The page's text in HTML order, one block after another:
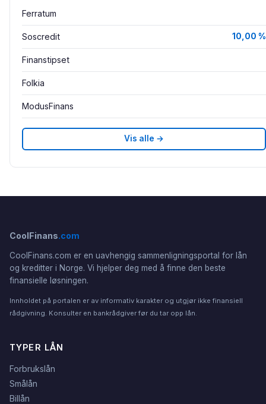
Ferratum
Soscredit 10,00 %
Finanstipset
Folkia
ModusFinans
Vis alle →
CoolFinans.com
CoolFinans.com er en uavhengig sammenligningsportal for lån
og kreditter i Norge. Vi hjelper deg med å finne den beste
finansielle løsningen.
Innholdet på portalen er av informativ karakter og utgjør ikke finansiell
rådgivning. Konsulter en bankrådgiver før du tar opp lån.
TYPER LÅN
Forbrukslån
Smålån
Billån